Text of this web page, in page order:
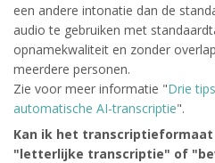
een andere intonatie dan de
audio te gebruiken met
opnamekwaliteit en zonder
meerdere personen.
Zie voor meer informatie "Drie
automatische AI-transcriptie".
Kan ik het transcriptieformaat
"letterlijke transcriptie" of